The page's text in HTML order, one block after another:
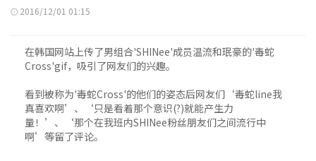
2016/12/01 01:15
在韩国网站上传了男组合'SHINee'成员温流和珉豪的'毒蛇
Cross'gif，吸引了网友们的兴趣。
看到被称为'毒蛇Cross'的他们的姿态后网友们‘毒蛇line我
真喜欢啊’、‘只是看着那个意识(?)就能产生力
量！’、‘那个在我班内SHINee粉丝朋友们之间流行中
啊’等留了评论。